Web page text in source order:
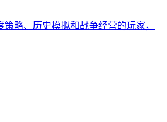
略、历史模拟和战争经营的玩家，